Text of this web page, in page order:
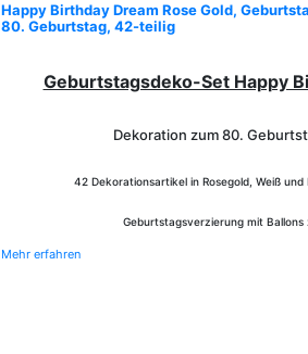
Happy Birthday Dream Rose Gold,
80. Geburtstag, 42-teilig
Geburtstagsdeko-Set Happy
Dekoration zum 80.
42 Dekorationsartikel in Rosegold, Weiß
Geburtstagsverzierung mit
Mehr erfahren